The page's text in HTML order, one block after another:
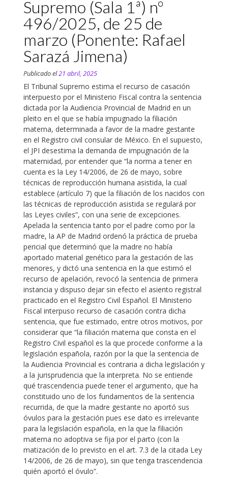
Supremo (Sala 1ª) nº
496/2025, de 25 de
marzo (Ponente: Rafael
Sarazá Jimena)
Publicado el21 abril, 2025
El Tribunal Supremo estima el recurso de casación
interpuesto por el Ministerio Fiscal contra la sentencia
dictada por la Audiencia Provincial de Madrid en un
pleito en el que se había impugnado la filiación
materna, determinada a favor de la madre gestante
en el Registro civil consular de México. En el supuesto,
el JPI desestima la demanda de impugnación de la
maternidad, por entender que “la norma a tener en
cuenta es la Ley 14/2006, de 26 de mayo, sobre
técnicas de reproducción humana asistida, la cual
establece (artículo 7) que la filiación de los nacidos con
las técnicas de reproducción asistida se regulará por
las Leyes civiles”, con una serie de excepciones.
Apelada la sentencia tanto por el padre como por la
madre, la AP de Madrid ordenó la práctica de prueba
pericial que determinó que la madre no había
aportado material genético para la gestación de las
menores, y dictó una sentencia en la que estimó el
recurso de apelación, revocó la sentencia de primera
instancia y dispuso dejar sin efecto el asiento registral
practicado en el Registro Civil Español. El Ministerio
Fiscal interpuso recurso de casación contra dicha
sentencia, que fue estimado, entre otros motivos, por
considerar que “la filiación materna que consta en el
Registro Civil español es la que procede conforme a la
legislación española, razón por la que la sentencia de
la Audiencia Provincial es contraria a dicha legislación y
a la jurisprudencia que la interpreta. No se entiende
qué trascendencia puede tener el argumento, que ha
constituido uno de los fundamentos de la sentencia
recurrida, de que la madre gestante no aportó sus
óvulos para la gestación pues ese dato es irrelevante
para la legislación española, en la que la filiación
materna no adoptiva se fija por el parto (con la
matización de lo previsto en el art. 7.3 de la citada Ley
14/2006, de 26 de mayo), sin que tenga trascendencia
quién aportó el óvulo”.